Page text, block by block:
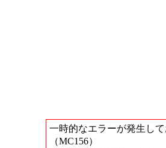
一時的なエラーが発生して
（MC156）